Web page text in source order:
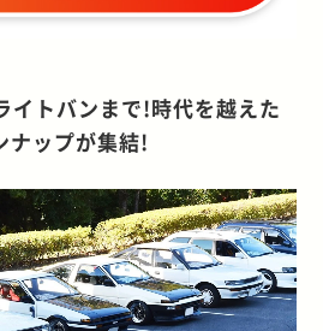
イトバンまで!時代を越えた
ナップが集結!